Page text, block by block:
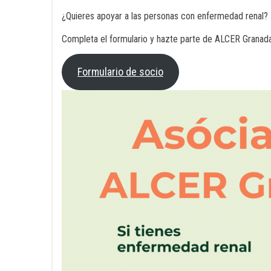
¿Quieres apoyar a las personas con enfermedad renal?
Completa el formulario y hazte parte de ALCER
Formulario de socio